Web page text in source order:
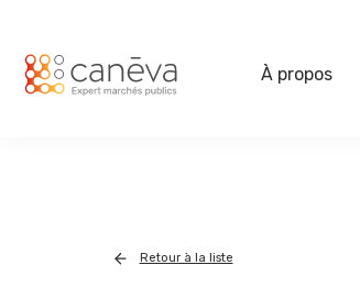
À propos
Retour à la liste